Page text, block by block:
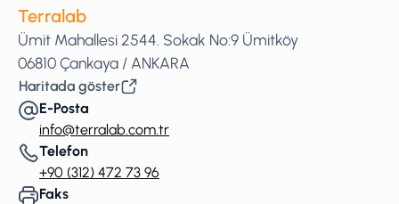
Terralab
Ümit Mahallesi 2544. Sokak No:9 Ümitköy
06810 Çankaya / ANKARA
Haritada göster
E-Posta
info@terralab.com.tr
Telefon
+90 (312) 472 73 96
Faks